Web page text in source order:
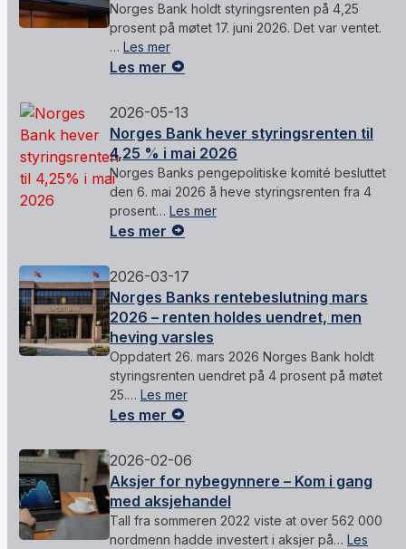
Norges Bank holdt styringsrenten på 4,25
prosent på møtet 17. juni 2026. Det var ventet.
… Les mer
Les mer
2026-05-13
Norges Bank hever styringsrenten til
4,25 % i mai 2026
Norges Banks pengepolitiske komité besluttet
den 6. mai 2026 å heve styringsrenten fra 4
prosent… Les mer
Les mer
2026-03-17
Norges Banks rentebeslutning mars
2026 – renten holdes uendret, men
heving varsles
Oppdatert 26. mars 2026 Norges Bank holdt
styringsrenten uendret på 4 prosent på møtet
25.… Les mer
Les mer
2026-02-06
Aksjer for nybegynnere – Kom i gang
med aksjehandel
Tall fra sommeren 2022 viste at over 562 000
nordmenn hadde investert i aksjer på… Les